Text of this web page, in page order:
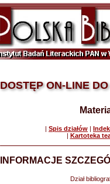
DOSTĘP ON-LINE
| Spis działów |
| Kartoteka
INFORMACJE
Dział